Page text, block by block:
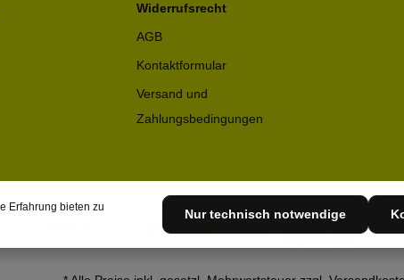
Widerrufsrecht
AGB
Kontaktformular
Versand und
Zahlungsbedingungen
Erfahrung bieten zu
Nur technisch notwendige